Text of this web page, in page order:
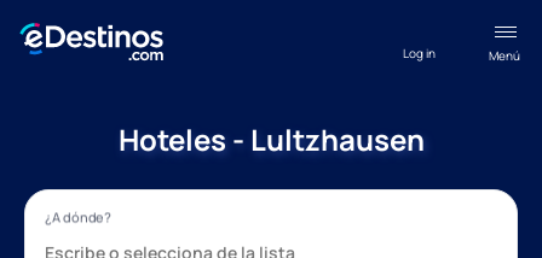
Menú
Log in
Hoteles - Lultzhausen